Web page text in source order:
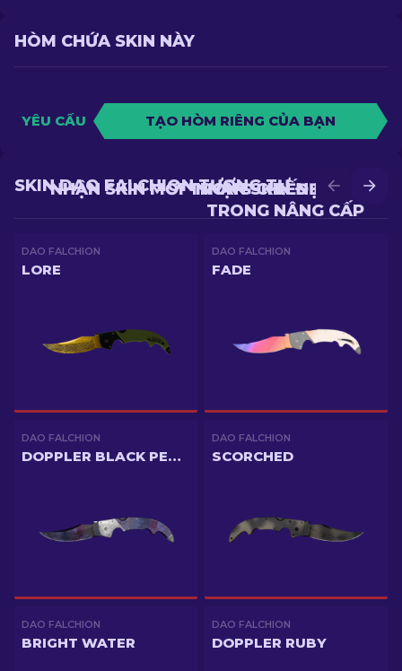
HÒM CHỨA SKIN NÀY
YÊU CẦU TẠO HÒM RIÊNG CỦA BẠN
NHẬN SKIN ĐẸP HƠN
TRONG NÂNG CẤP
NHẬN SKIN MỚI TRONG CHIẾN ĐẤU
SKIN DAO FALCHION TƯƠNG TỰ
DAO FALCHION
LORE
DAO FALCHION
FADE
DAO FALCHION
DOPPLER BLACK PEARL
DAO FALCHION
SCORCHED
DAO FALCHION
BRIGHT WATER
DAO FALCHION
DOPPLER RUBY